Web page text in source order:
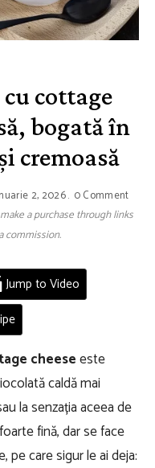
cottage
bogată în
cremoasă
2, 2026 0 Comment
a purchase through links
commission.
Jump to Video
cheeseeste
caldă mai
la senzația aceea de
fină, dar se face
pe care sigur le ai deja: